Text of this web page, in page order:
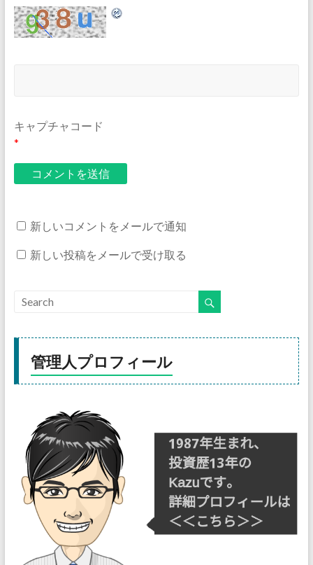
キャプチャコード
*
新しいコメントをメールで通知
新しい投稿をメールで受け取る
管理人プロフィール